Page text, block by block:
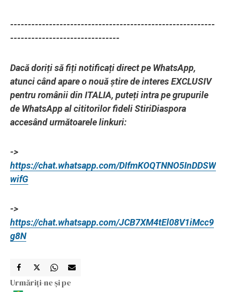
----------------------------------------------------------
-------------------------------
Dacă doriți să fiți notificați direct pe WhatsApp,
atunci când apare o nouă știre de interes EXCLUSIV
pentru românii din ITALIA, puteți intra pe grupurile
de WhatsApp al cititorilor fideli StiriDiaspora
accesând următoarele linkuri:
->
https://chat.whatsapp.com/DIfmKOQTNNO5InDDSW
wifG
->
https://chat.whatsapp.com/JCB7XM4tEl08V1iMcc9
g8N
Urmăriți-ne și pe